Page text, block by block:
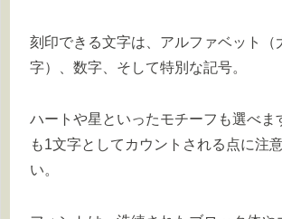
刻印できる文字は、アルファベット（
字）、数字、そして特別な記号。
ハートや星といったモチーフも選べま
も1文字としてカウントされる点に注
い。